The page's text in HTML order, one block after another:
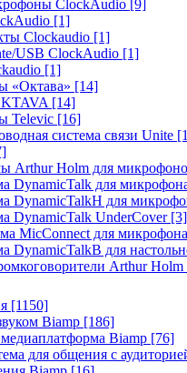
ClockAudio [9]
[1]
Clockaudio [1]
USB ClockAudio [1]
[1]
«Октава» [14]
[14]
Televic [16]
система связи Unite
Holm для
DynamicTalk для
DynamicTalkH для
DynamicTalk UnderCover [3]
MicConnect для микрофона
DynamicTalkB для
Arthur Holm
[1150]
Biamp [186]
Biamp [76]
для общения с